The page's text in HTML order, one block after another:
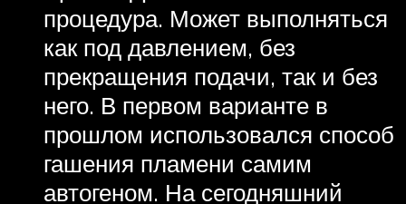
процедура. Может выполняться
как под давлением, без
прекращения подачи, так и без
него. В первом варианте в
прошлом использовался способ
гашения пламени самим
автогеном. На сегодняшний